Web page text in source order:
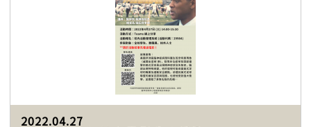
2022.04.27